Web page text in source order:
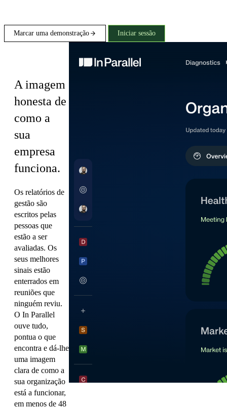
Marcar uma demonstração Iniciar sessão
A imagem
honesta de
como a
sua
empresa
funciona.
Os relatórios de
gestão são
escritos pelas
pessoas que
estão a ser
avaliadas. Os
seus melhores
sinais estão
enterrados em
reuniões que
ninguém reviu.
O In Parallel
ouve tudo,
pontua o que
encontra e dá-lhe
uma imagem
clara de como a
sua organização
está a funcionar,
em menos de 48